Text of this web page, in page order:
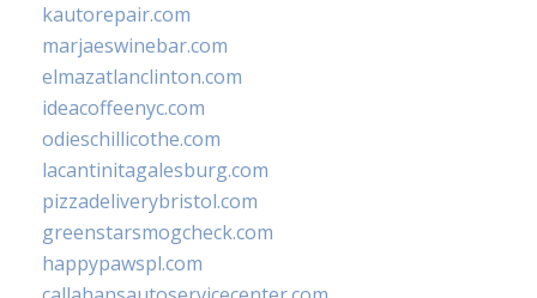
kautorepair.com
marjaeswinebar.com
elmazatlanclinton.com
ideacoffeenyc.com
odieschillicothe.com
lacantinitagalesburg.com
pizzadeliverybristol.com
greenstarsmogcheck.com
happypawspl.com